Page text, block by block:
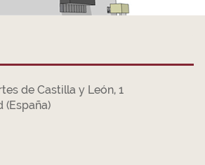
de Castilla y León, 1